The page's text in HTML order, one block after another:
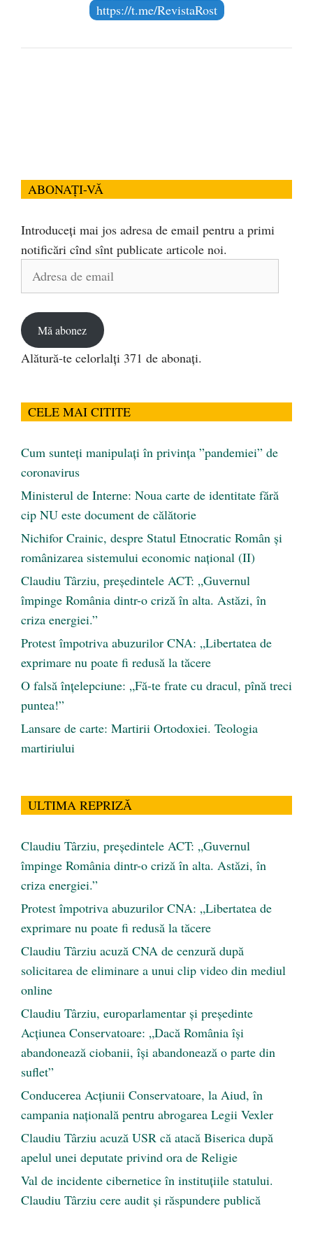
https://t.me/RevistaRost
ABONAȚI-VĂ
Introduceți mai jos adresa de email pentru a primi
notificări cînd sînt publicate articole noi.
Adresa
Mă abonez
Alătură-te celorlalți 371 de abonați.
CELE MAI CITITE
Cum sunteți manipulați în privința ”pandemiei” de
coronavirus
Ministerul de Interne: Noua carte de identitate fără
cip NU este document de călătorie
Nichifor Crainic, despre Statul Etnocratic Român şi
românizarea sistemului economic naţional (II)
Claudiu Târziu, președintele ACT: „Guvernul
împinge România dintr-o criză în alta. Astăzi, în
criza energiei.”
Protest împotriva abuzurilor CNA: „Libertatea de
exprimare nu poate fi redusă la tăcere
O falsă înțelepciune: „Fă-te frate cu dracul, pînă treci
puntea!”
Lansare de carte: Martirii Ortodoxiei. Teologia
martiriului
ULTIMA REPRIZĂ
Claudiu Târziu, președintele ACT: „Guvernul
împinge România dintr-o criză în alta. Astăzi, în
criza energiei.”
Protest împotriva abuzurilor CNA: „Libertatea de
exprimare nu poate fi redusă la tăcere
Claudiu Târziu acuză CNA de cenzură după
solicitarea de eliminare a unui clip video din mediul
online
Claudiu Târziu, europarlamentar și președinte
Acțiunea Conservatoare: „Dacă România își
abandonează ciobanii, își abandonează o parte din
suflet”
Conducerea Acțiunii Conservatoare, la Aiud, în
campania națională pentru abrogarea Legii Vexler
Claudiu Târziu acuză USR că atacă Biserica după
apelul unei deputate privind ora de Religie
Val de incidente cibernetice în instituțiile statului.
Claudiu Târziu cere audit și răspundere publică